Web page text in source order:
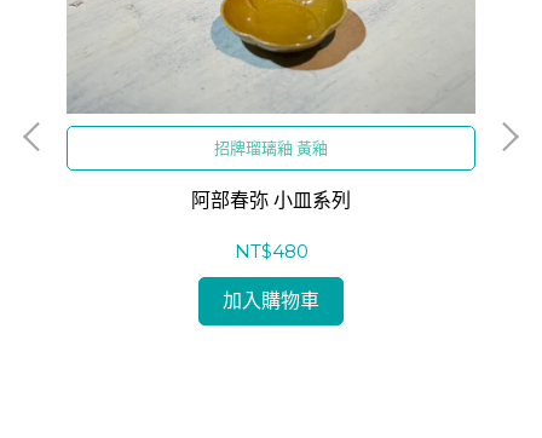
招牌瑠璃釉 黃釉
阿部春弥 小皿系列
NT$480
加入購物車